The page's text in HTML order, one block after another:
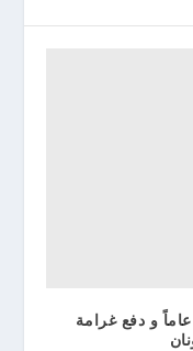
الحكم على لاجيء سوري بالسجن 52 عاماً و دفع غرامة